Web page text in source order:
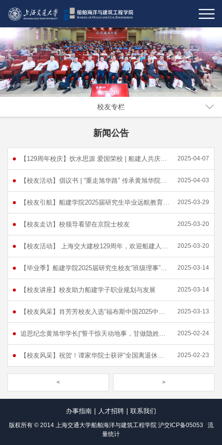
校友专栏
新闻公告
【129周年校庆】饮水思源 爱国荣校 | 船建人共庆母校129周年华诞 2025-04-07
【校友活动】倡议书 | “重走旭华路” 传承黄旭华院士科学家精神 2025-04-03
【校友引航】船建学院2025届研究生毕业远航教育暨重点行业就业毕业生座谈会召开 2025-03-29
【校友走访】校领导看望在京院士校友 2025-03-20
【校友活动】 上海交大建校129周年，欢迎船建人回家 2025-03-20
【毕业季】船建学院2025届研究生校友“班级理事”公告 2025-03-14
【校友讲座】校友助力船建学子职业规划与发展 2025-03-14
【校友风采】肖芳芳校友入选“福布斯中国2025中国商界潜力女性”榜单 2025-03-13
追思纪念黄旭华学长|“誓干惊天动地事，甘做隐姓埋名人” 2025-02-24
【校友风采】祝贺！谭家华院士获评“全国离退休干部先进个人”！ 2025-02-23
< >
办事指南 人才招聘 联系我们
版权所有 © 2014 上海交通大学船舶海洋与建筑工程学院 沪交ICP备05053
流
量统计